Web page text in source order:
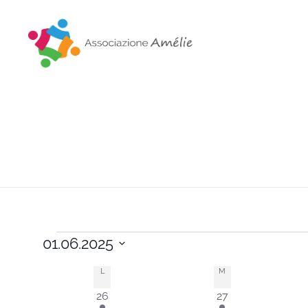
01.06.2025
Calendario
L M
4
26
2
27